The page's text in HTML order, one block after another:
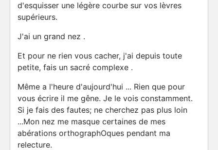
d'esquisser une légère courbe sur vos lèvres
supérieurs.
J'ai un grand nez .
Et pour ne rien vous cacher, j'ai depuis toute
petite, fais un sacré complexe .
Même a l'heure d'aujourd'hui ... Rien que pour
vous écrire il me gêne. Je le vois constamment.
Si je fais des fautes; ne cherchez pas plus loin
...Mon nez me masque certaines de mes
abérations orthographOques pendant ma
relecture.